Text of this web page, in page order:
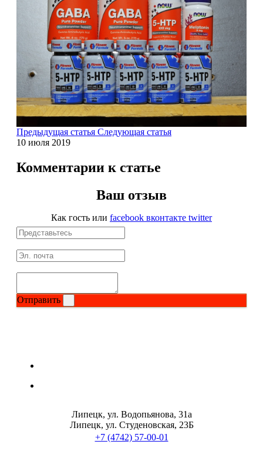
Суставы и связки
Коллаген
Протеин
НАЗАД
Сывороточный протеин
Снижение веса
НАЗАД
Жиросжигатели
Предыдущая статья Следующая статья
10 июля 2019
Комментарии к статье
Ваш отзыв
Как гость или facebook вконтакте twitter
Отправить
Липецк, ул. Водопьянова, 31а
Липецк, ул. Студеновская, 23Б
+7 (4742) 57-00-01